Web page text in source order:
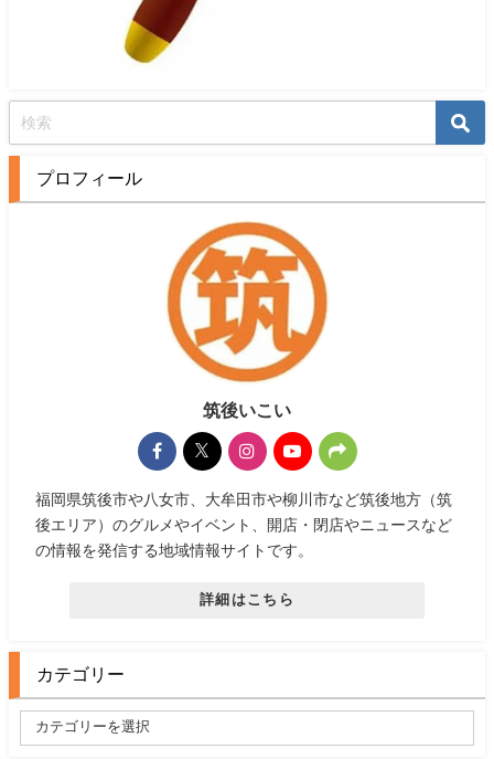
プロフィール
筑後いこい
福岡県筑後市や八女市、大牟田市や柳川市など筑後地方（筑
後エリア）のグルメやイベント、開店・閉店やニュースなど
の情報を発信する地域情報サイトです。
詳細はこちら
カテゴリー